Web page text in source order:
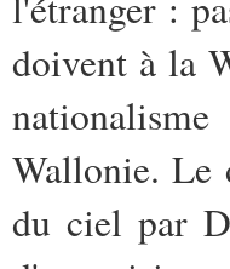
doivent à la
Wallonie. Le
du ciel par